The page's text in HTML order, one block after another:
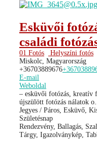
Esküvői
családi
01 Fotós
Helyszíni fotós
Miskolc, Magyarország
+36703889676
E-mail
Weboldal
– esküvői fotózás, kreatív
újszülött fotózás nálatok o...
Jegyes / Páros, Esküvő,
Születésnap
Rendezvény, Ballagás,
Tárgy, Igazolványkép,